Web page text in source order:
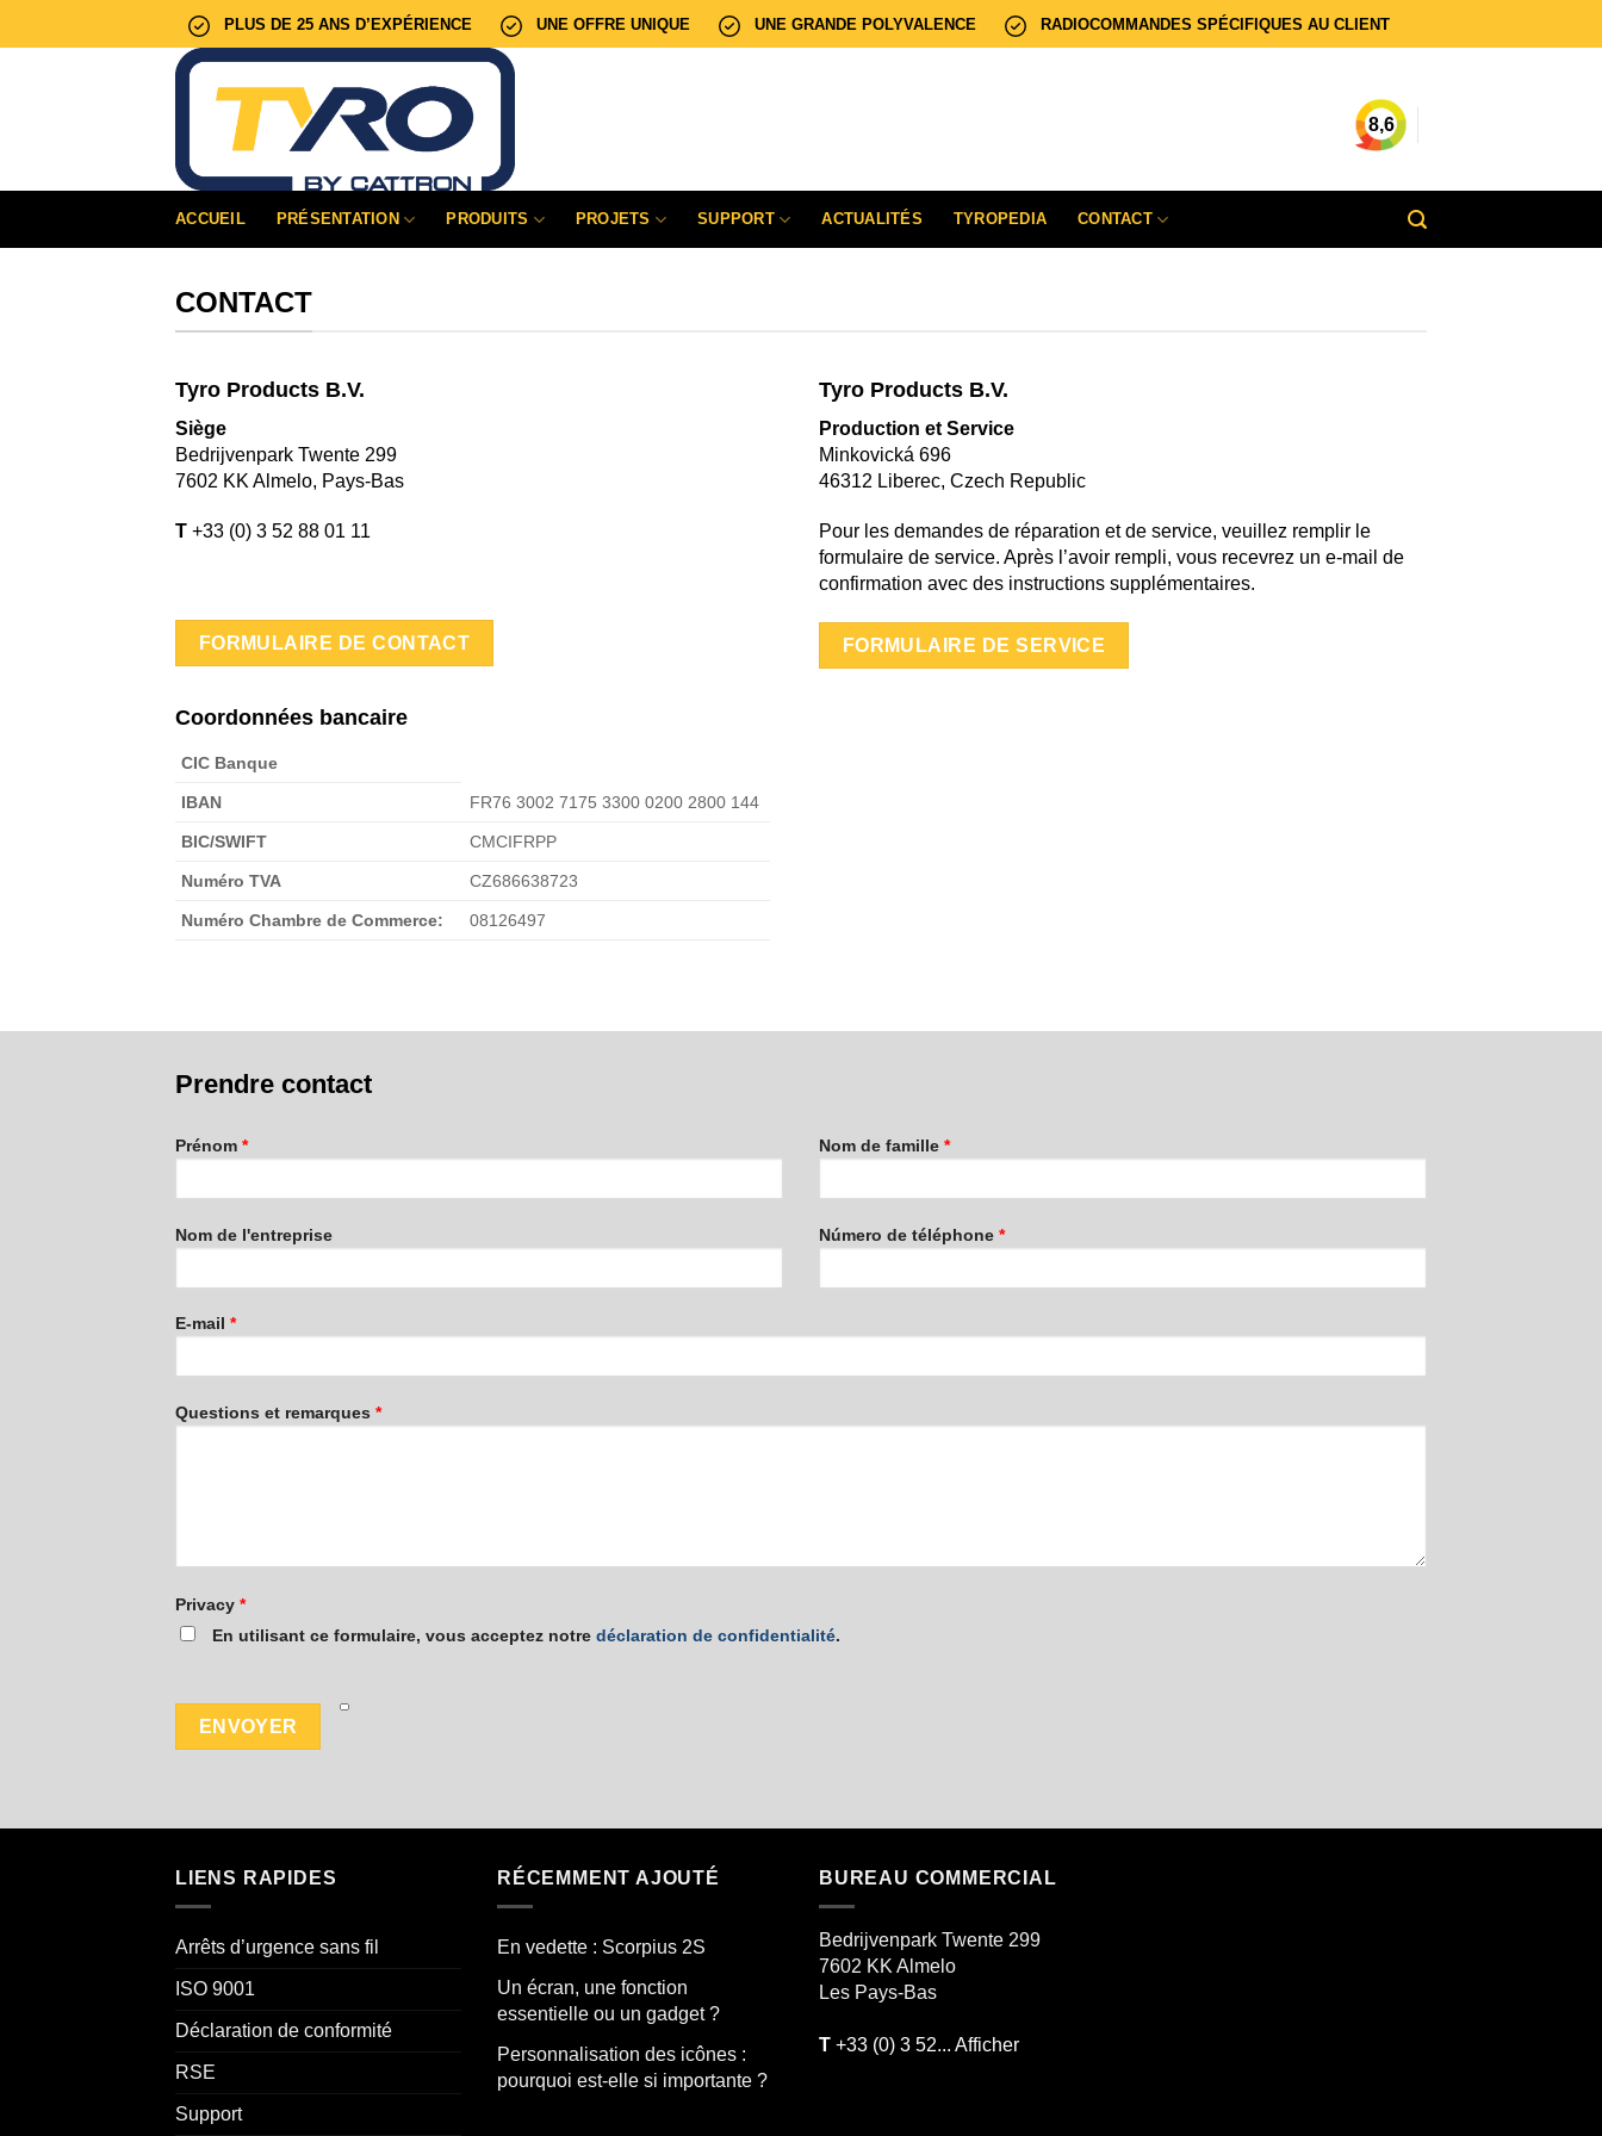
PLUS DE 25 ANS D’EXPÉRIENCE UNE OFFRE UNIQUE UNE GRANDE POLYVALENCE RADIOCOMMANDES SPÉCIFIQUES AU CLIENT
8,6
ACCUEIL PRÉSENTATION PRODUITS PROJETS SUPPORT ACTUALITÉS TYROPEDIA CONTACT
CONTACT
Tyro Products B.V.
Siège
Bedrijvenpark Twente 299
7602 KK Almelo, Pays-Bas
T +33 (0) 3 52 88 01 11
FORMULAIRE DE CONTACT
Coordonnées bancaire
CIC Banque
IBAN FR76 3002 7175 3300 0200 2800 144
BIC/SWIFT CMCIFRPP
Numéro TVA CZ686638723
Numéro Chambre de Commerce: 08126497
Tyro Products B.V.
Production et Service
Minkovická 696
46312 Liberec, Czech Republic
Pour les demandes de réparation et de service, veuillez remplir le
formulaire de service. Après l’avoir rempli, vous recevrez un e-mail de
confirmation avec des instructions supplémentaires.
FORMULAIRE DE SERVICE
Prendre contact
Prénom * Nom de famille *
Nom de l'entreprise Número de téléphone *
E-mail *
Questions et remarques *
Privacy *
En utilisant ce formulaire, vous acceptez notre déclaration de confidentialité.
LIENS RAPIDES
Arrêts d’urgence sans fil
ISO 9001
Déclaration de conformité
RSE
Support
RÉCEMMENT AJOUTÉ
En vedette : Scorpius 2S
Un écran, une fonction
essentielle ou un gadget ?
Personnalisation des icônes :
pourquoi est-elle si importante ?
BUREAU COMMERCIAL
Bedrijvenpark Twente 299
7602 KK Almelo
Les Pays-Bas
T +33 (0) 3 52... Afficher